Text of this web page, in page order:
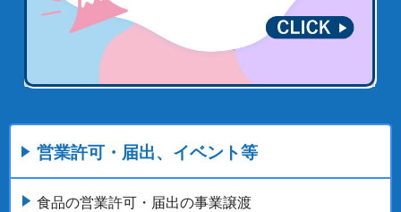
営業許可・届出、イベント等
食品の営業許可・届出の事業譲渡